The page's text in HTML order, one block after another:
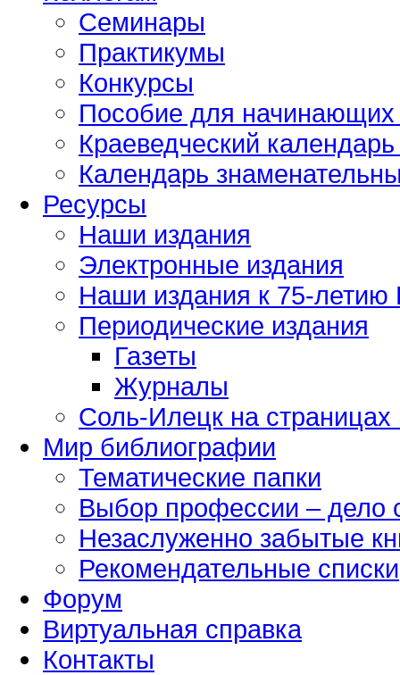
Семинары
Практикумы
Конкурсы
Пособие для начинающих
Краеведческий
Календарь
Ресурсы
Наши издания
Электронные издания
Наши издания к 75-
Периодические издания
Газеты
Журналы
Соль-Илецк на
Мир библиографии
Тематические папки
Выбор профессии – дело
Незаслуженно забытые
Рекомендательные списки
Форум
Виртуальная справка
Контакты